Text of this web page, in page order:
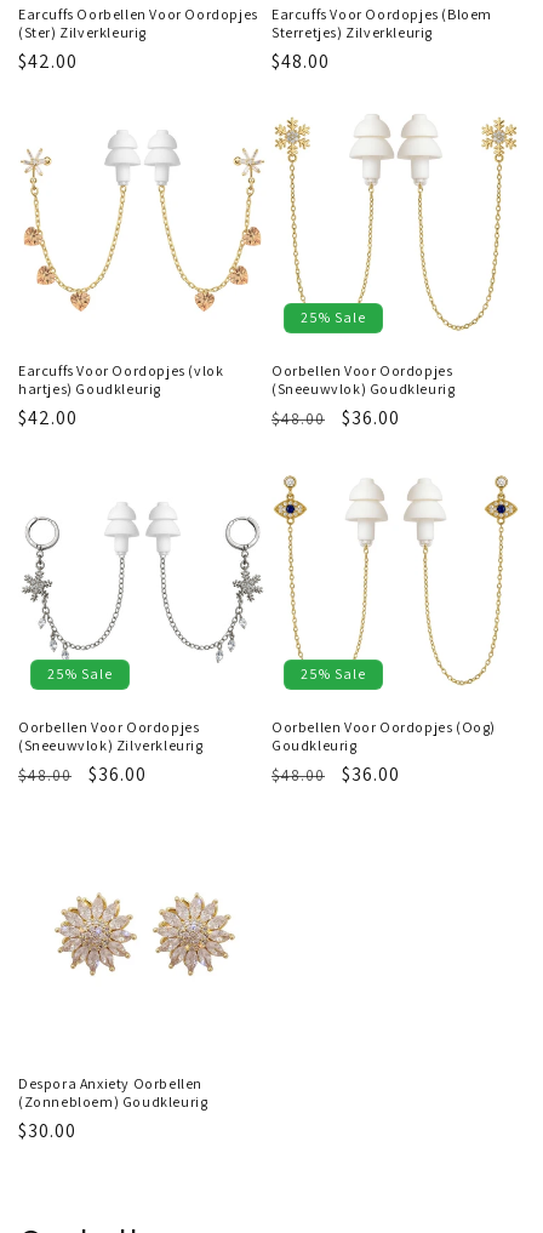
Earcuffs Oorbellen Voor Oordopjes
(Ster) Zilverkleurig
Regular
$42.00
Earcuffs Voor Oordopjes (Bloem
Sterretjes) Zilverkleurig
Regular
$48.00
Earcuffs Voor Oordopjes (vlok
hartjes) Goudkleurig
Regular
$42.00
25% Sale
Oorbellen Voor Oordopjes
(Sneeuwvlok) Goudkleurig
Regular
$48.00
Sale
$36.00
25% Sale
Oorbellen Voor Oordopjes
(Sneeuwvlok) Zilverkleurig
Regular
$48.00
Sale
$36.00
25% Sale
Oorbellen Voor Oordopjes (Oog)
Goudkleurig
Regular
$48.00
Sale
$36.00
Despora Anxiety Oorbellen
(Zonnebloem) Goudkleurig
Regular
$30.00